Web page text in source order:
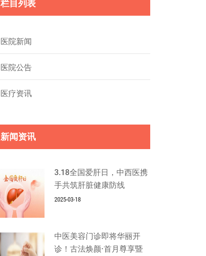
栏目列表
医院新闻
医院公告
医疗资讯
新闻资讯
3.18全国爱肝日，中西医携
手共筑肝脏健康防线
2025-03-18
中医美容门诊即将华丽开
诊！古法焕颜·首月尊享暨